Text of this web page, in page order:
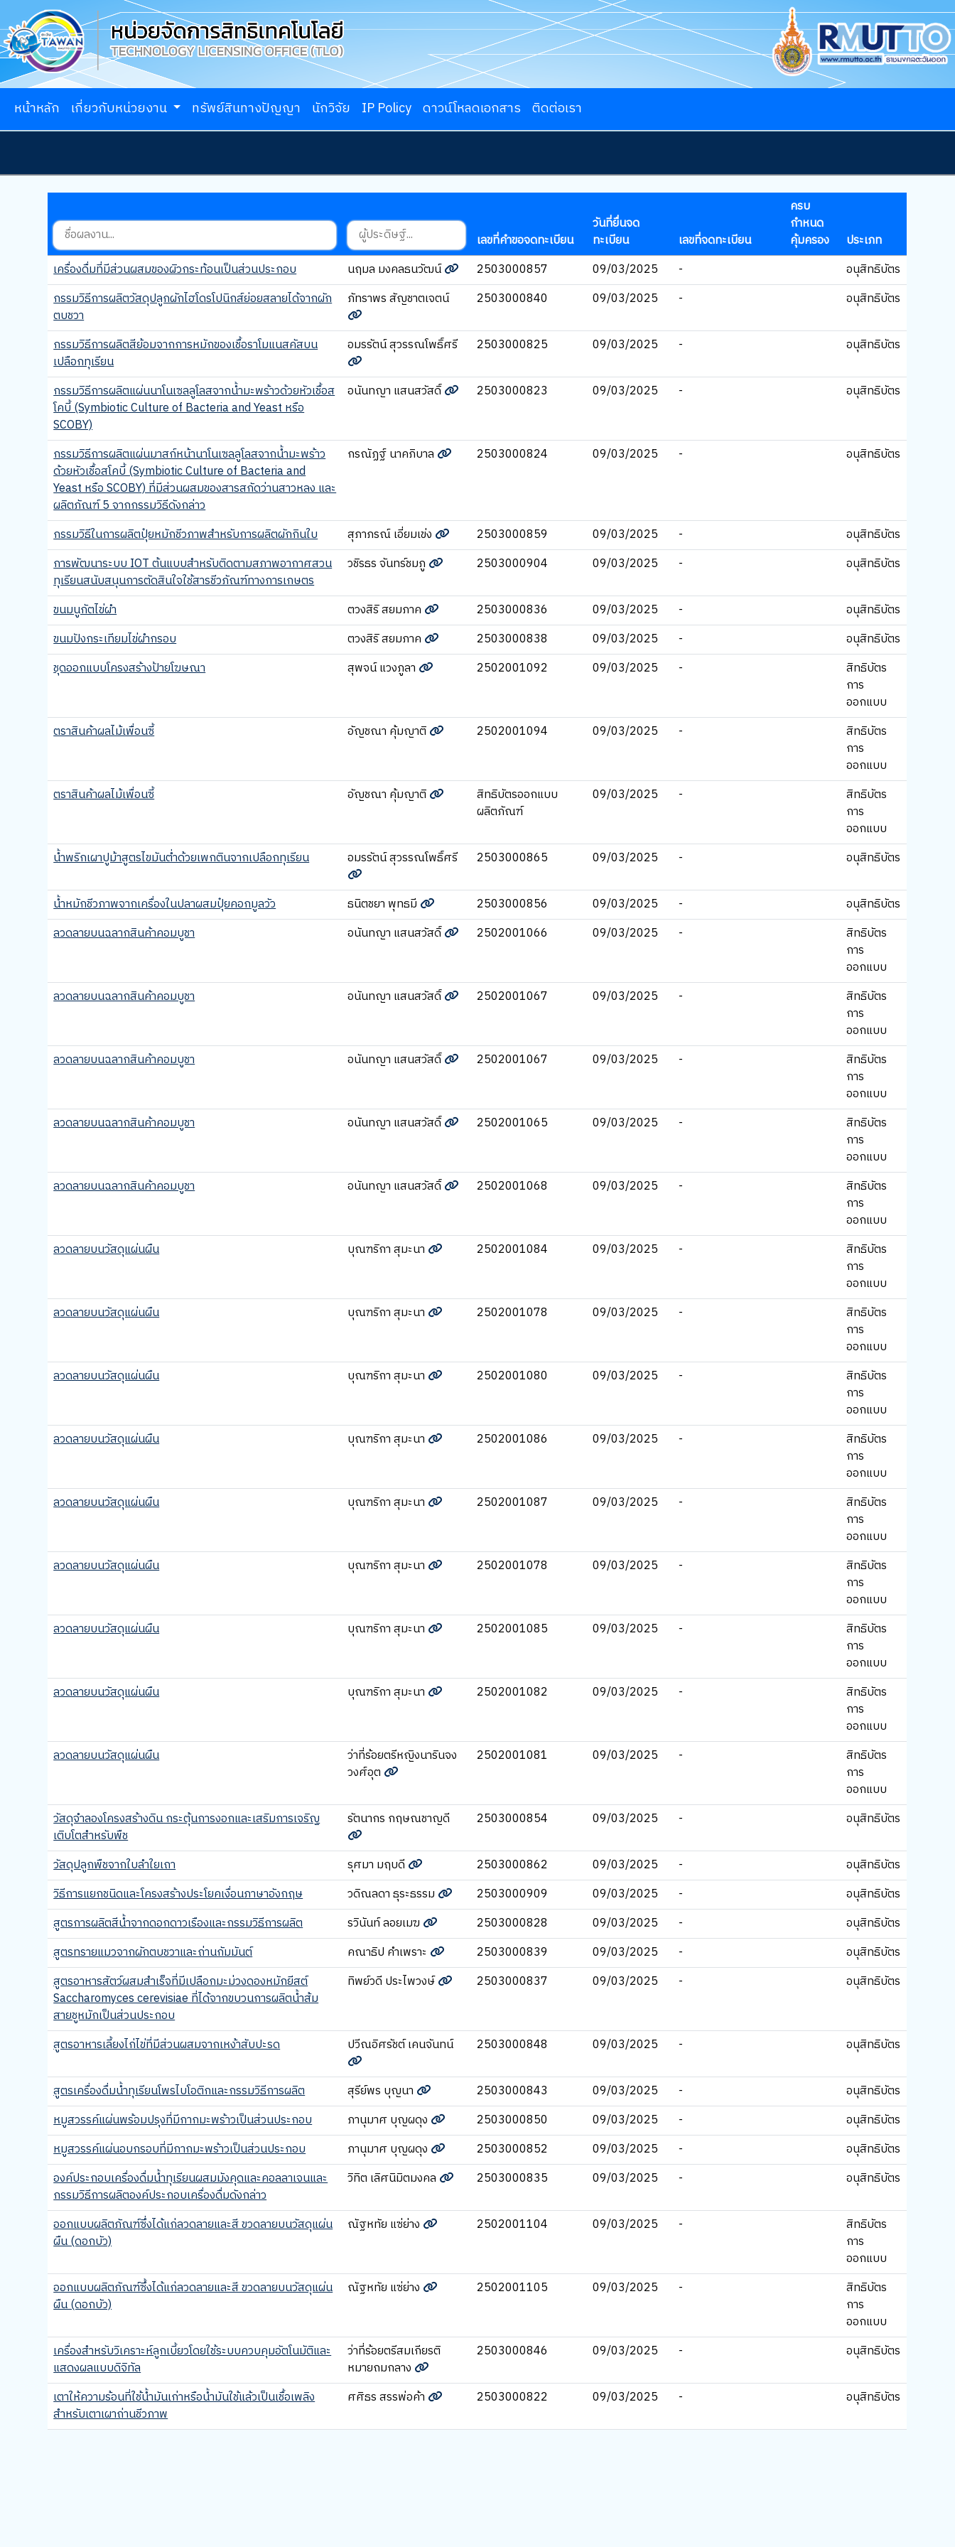
หน้าหลัก เกี่ยวกับหน่วยงาน ทรัพย์สินทางปัญญา นักวิจัย IP Policy ดาวน์โหลดเอกสาร ติดต่อเรา
เลขที่คำขอจดทะเบียน
วันที่ยื่นจด
ทะเบียน
เลขที่จดทะเบียน
ครบ
กำหนด
คุ้มครอง
ประเภท
เครื่องดื่มที่มีส่วนผสมของผิวกระท้อนเป็นส่วนประกอบ
นฤมล มงคลธนวัฒน์ 2503000857 09/03/2025 -
อนุสิทธิบัตร
กรรมวิธีการผลิตวัสดุปลูกผักไฮโดรโปนิกส์ย่อยสลายได้จากผัก
ตบชวา
ภัทราพร สัญชาตเจตน์ 2503000840 09/03/2025 - อนุสิทธิบัตร
กรรมวิธีการผลิตสีย้อมจากการหมักของเชื้อราโมแนสคัสบน
เปลือกทุเรียน
อมรรัตน์ สุวรรณโพธิ์ศรี 2503000825 09/03/2025 - อนุสิทธิบัตร
กรรมวิธีการผลิตแผ่นนาโนเซลลูโลสจากน้ำมะพร้าวด้วยหัวเชื้อส
โคบี้ (Symbiotic Culture of Bacteria and Yeast หรือ
SCOBY)
อนันทญา แสนสวัสดิ์ 2503000823 09/03/2025 - อนุสิทธิบัตร
กรรมวิธีการผลิตแผ่นมาสก์หน้านาโนเซลลูโลสจากน้ำมะพร้าว
ด้วยหัวเชื้อสโคบี้ (Symbiotic Culture of Bacteria and
Yeast หรือ SCOBY) ที่มีส่วนผสมของสารสกัดว่านสาวหลง และ
ผลิตภัณฑ์ 5 จากกรรมวิธีดังกล่าว
กรณัฏฐ์ นาคภิบาล 2503000824 09/03/2025 - อนุสิทธิบัตร
กรรมวิธีในการผลิตปุ๋ยหมักชีวภาพสําหรับการผลิตผักกินใบ สุภาภรณ์ เอี่ยมเข่ง 2503000859 09/03/2025 -
อนุสิทธิบัตร
การพัฒนาระบบ IOT ต้นแบบสำหรับติดตามสภาพอากาศสวน
ทุเรียนสนับสนุนการตัดสินใจใช้สารชีวภัณฑ์ทางการเกษตร
วชิรธร จันทร์ชมภู 2503000904 09/03/2025 - อนุสิทธิบัตร
ขนมนูกัตไข่ผำ ตวงสิริ สยมภาค 2503000836 09/03/2025 -
อนุสิทธิบัตร
ขนมปังกระเทียมไข่ผำกรอบ
ตวงสิริ สยมภาค 2503000838 09/03/2025 -
อนุสิทธิบัตร
ชุดออกแบบโครงสร้างป้ายโฆษณา
สุพจน์ แวงภูลา 2502001092 09/03/2025 -
สิทธิบัตร
การ
ออกแบบ
ตราสินค้าผลไม้เพื่อนซี้
อัญชณา คุ้มญาติ 2502001094 09/03/2025 -
สิทธิบัตร
การ
ออกแบบ
ตราสินค้าผลไม้เพื่อนซี้
อัญชณา คุ้มญาติ
สิทธิบัตรออกแบบ
ผลิตภัณฑ์
09/03/2025 -
สิทธิบัตร
การ
ออกแบบ
น้ำพริกเผาปูม้าสูตรไขมันต่ำด้วยเพกตินจากเปลือกทุเรียน
อมรรัตน์ สุวรรณโพธิ์ศรี 2503000865 09/03/2025 - อนุสิทธิบัตร
น้ำหมักชีวภาพจากเครื่องในปลาผสมปุ๋ยคอกมูลวัว ธนิตชยา พุทธมี 2503000856 09/03/2025 -
อนุสิทธิบัตร
ลวดลายบนฉลากสินค้าคอมบูชา
อนันทญา แสนสวัสดิ์ 2502001066 09/03/2025 -
สิทธิบัตร
การ
ออกแบบ
ลวดลายบนฉลากสินค้าคอมบูชา
อนันทญา แสนสวัสดิ์ 2502001067 09/03/2025 -
สิทธิบัตร
การ
ออกแบบ
ลวดลายบนฉลากสินค้าคอมบูชา
อนันทญา แสนสวัสดิ์ 2502001067 09/03/2025 -
สิทธิบัตร
การ
ออกแบบ
ลวดลายบนฉลากสินค้าคอมบูชา
อนันทญา แสนสวัสดิ์ 2502001065 09/03/2025 -
สิทธิบัตร
การ
ออกแบบ
ลวดลายบนฉลากสินค้าคอมบูชา
อนันทญา แสนสวัสดิ์ 2502001068 09/03/2025 -
สิทธิบัตร
การ
ออกแบบ
ลวดลายบนวัสดุแผ่นผืน
บุณฑริกา สุมะนา 2502001084 09/03/2025 -
สิทธิบัตร
การ
ออกแบบ
ลวดลายบนวัสดุแผ่นผืน
บุณฑริกา สุมะนา 2502001078 09/03/2025 -
สิทธิบัตร
การ
ออกแบบ
ลวดลายบนวัสดุแผ่นผืน
บุณฑริกา สุมะนา 2502001080 09/03/2025 -
สิทธิบัตร
การ
ออกแบบ
ลวดลายบนวัสดุแผ่นผืน
บุณฑริกา สุมะนา 2502001086 09/03/2025 -
สิทธิบัตร
การ
ออกแบบ
ลวดลายบนวัสดุแผ่นผืน
บุณฑริกา สุมะนา 2502001087 09/03/2025 -
สิทธิบัตร
การ
ออกแบบ
ลวดลายบนวัสดุแผ่นผืน
บุณฑริกา สุมะนา 2502001078 09/03/2025 -
สิทธิบัตร
การ
ออกแบบ
ลวดลายบนวัสดุแผ่นผืน
บุณฑริกา สุมะนา 2502001085 09/03/2025 -
สิทธิบัตร
การ
ออกแบบ
ลวดลายบนวัสดุแผ่นผืน
บุณฑริกา สุมะนา 2502001082 09/03/2025 -
สิทธิบัตร
การ
ออกแบบ
ลวดลายบนวัสดุแผ่นผืน
ว่าที่ร้อยตรีหญิงนารินจง
วงศ์อุต
2502001081 09/03/2025 -
สิทธิบัตร
การ
ออกแบบ
วัสดุจําลองโครงสร้างดิน กระตุ้นการงอกและเสริมการเจริญ
เติบโตสําหรับพืช
รัตนากร กฤษณชาญดี 2503000854 09/03/2025 - อนุสิทธิบัตร
วัสดุปลูกพืชจากใบลำใยเถา รุศมา มฤบดี 2503000862 09/03/2025 -
อนุสิทธิบัตร
วิธีการแยกชนิดและโครงสร้างประโยคเงื่อนภาษาอังกฤษ
วดิณลดา ธุระธรรม 2503000909 09/03/2025 -
อนุสิทธิบัตร
สูตรการผลิตสีน้ำจากดอกดาวเรืองและกรรมวิธีการผลิต
รวินันท์ ลอยเมฆ 2503000828 09/03/2025 -
อนุสิทธิบัตร
สูตรทรายแมวจากผักตบชวาและถ่านกัมมันต์
คณาธิป คำเพราะ 2503000839 09/03/2025 -
อนุสิทธิบัตร
สูตรอาหารสัตว์ผสมสำเร็จที่มีเปลือกมะม่วงดองหมักยีสต์
Saccharomyces cerevisiae ที่ได้จากขบวนการผลิตน้ำส้ม
สายชูหมักเป็นส่วนประกอบ
ทิพย์วดี ประไพวงษ์ 2503000837 09/03/2025 - อนุสิทธิบัตร
สูตรอาหารเลี้ยงไก่ไข่ที่มีส่วนผสมจากเหง้าสับปะรด ปวีณอิศรัชต์ เคนจันทน์ 2503000848 09/03/2025 - อนุสิทธิบัตร
สูตรเครื่องดื่มน้ำทุเรียนโพรไบโอติกและกรรมวิธีการผลิต สุรีย์พร บุญนา 2503000843 09/03/2025 -
อนุสิทธิบัตร
หมูสวรรค์แผ่นพร้อมปรุงที่มีกากมะพร้าวเป็นส่วนประกอบ
ภานุมาศ บุญผดุง 2503000850 09/03/2025 -
อนุสิทธิบัตร
หมูสวรรค์แผ่นอบกรอบที่มีกากมะพร้าวเป็นส่วนประกอบ
ภานุมาศ บุญผดุง 2503000852 09/03/2025 -
อนุสิทธิบัตร
องค์ประกอบเครื่องดื่มน้ำทุเรียนผสมมังคุดและคอลลาเจนและ
กรรมวิธีการผลิตองค์ประกอบเครื่องดื่มดังกล่าว
วิทิต เลิศนิมิตมงคล 2503000835 09/03/2025 - อนุสิทธิบัตร
ออกแบบผลิตภัณฑ์ซึ่งได้แก่ลวดลายและสี ขวดลายบนวัสดุแผ่น
ผืน (ดอกบัว)
ณัฐหทัย แซ่ย่าง 2502001104 09/03/2025 -
สิทธิบัตร
การ
ออกแบบ
ออกแบบผลิตภัณฑ์ซึ้งได้แก่ลวดลายและสี ขวดลายบนวัสดุแผ่น
ผืน (ดอกบัว)
ณัฐหทัย แซ่ย่าง 2502001105 09/03/2025 -
สิทธิบัตร
การ
ออกแบบ
เครื่องสำหรับวิเคราะห์ลูกเบี้ยวโดยใช้ระบบควบคุมอัตโนมัติและ
แสดงผลแบบดิจิทัล
ว่าที่ร้อยตรีสมเกียรติ
หมายถมกลาง
2503000846 09/03/2025 - อนุสิทธิบัตร
เตาให้ความร้อนที่ใช้น้ำมันเก่าหรือน้ำมันใช้แล้วเป็นเชื้อเพลิง
สำหรับเตาเผาถ่านชีวภาพ
ศศิธร สรรพ่อค้า 2503000822 09/03/2025 - อนุสิทธิบัตร